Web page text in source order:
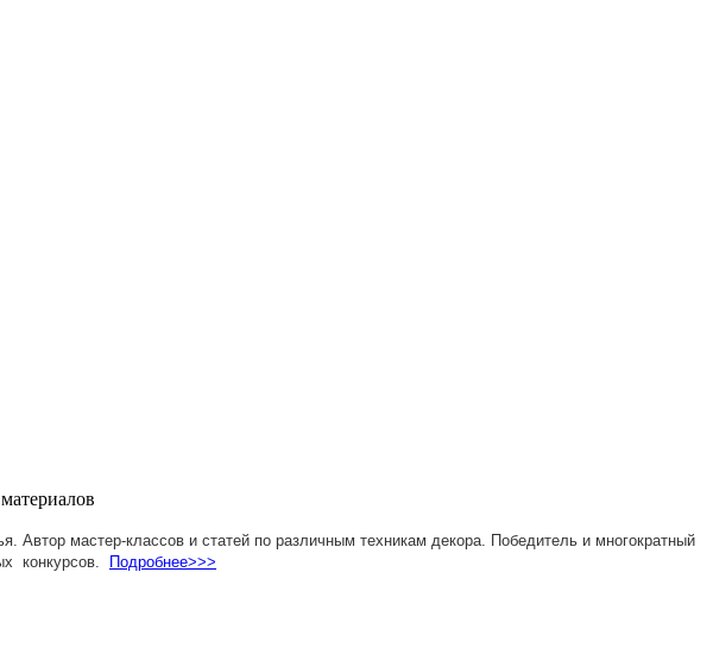
Автор мастер-классов и статей по различным техникам декора. Победитель и многократный
конкурсов.
Подробнее>>>